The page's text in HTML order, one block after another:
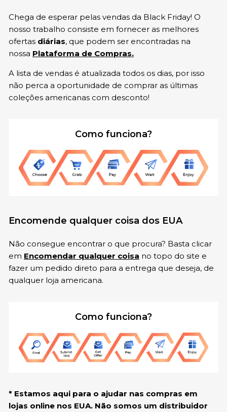
Chega de esperar pelas vendas da Black Friday! O
nosso trabalho consiste em fornecer as melhores
ofertas diárias, que podem ser encontradas na
nossa Plataforma de Compras.
A lista de vendas é atualizada todos os dias, por isso
não perca a oportunidade de comprar as últimas
coleções americanas com desconto!
Como funciona?
Encomende qualquer coisa dos EUA
Não consegue encontrar o que procura? Basta clicar
em Encomendar qualquer coisa no topo do site e
fazer um pedido direto para a entrega que deseja, de
qualquer loja americana.
Como funciona?
* Estamos aqui para o ajudar nas compras em
lojas online nos EUA. Não somos um distribuidor